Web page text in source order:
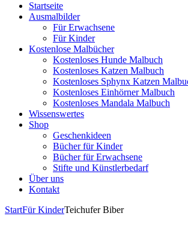
Startseite
Ausmalbilder
Für Erwachsene
Für Kinder
Kostenlose Malbücher
Kostenloses Hunde Malbuch
Kostenloses Katzen Malbuch
Kostenloses Sphynx Katzen
Kostenloses Einhörner Malbuch
Kostenloses Mandala Malbuch
Wissenswertes
Shop
Geschenkideen
Bücher für Kinder
Bücher für Erwachsene
Stifte und Künstlerbedarf
Über uns
Kontakt
StartFür KinderTeichufer Biber